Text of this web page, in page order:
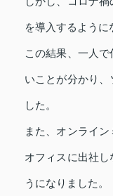
を導入するように
この結果、一人
いことが分かり
した。
また、オンライン
オフィスに出社
うになりました。